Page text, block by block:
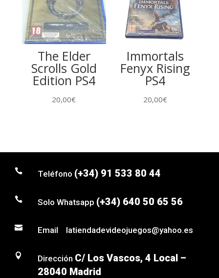
The Elder
Scrolls Gold
Edition PS4
20,00€
Immortals
Fenyx Rising
PS4
20,00€
 Teléfono (+34) 91 533 80 44
 Solo Whatsapp (+34) 640 50 65 56
 Email latiendadevideojuegos@yahoo.es
 Dirección C/ Los Vascos, 4 Local –
28040 Madrid